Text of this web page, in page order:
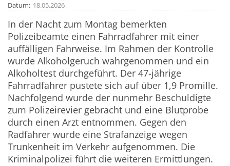
Datum 18.05.2026
In der Nacht zum Montag bemerkten
Polizeibeamte einen Fahrradfahrer mit einer
auffälligen Fahrweise. Im Rahmen der Kontrolle
wurde Alkoholgeruch wahrgenommen und ein
Alkoholtest durchgeführt. Der 47-jährige
Fahrradfahrer pustete sich auf über 1,9 Promille.
Nachfolgend wurde der nunmehr Beschuldigte
zum Polizeirevier gebracht und eine Blutprobe
durch einen Arzt entnommen. Gegen den
Radfahrer wurde eine Strafanzeige wegen
Trunkenheit im Verkehr aufgenommen. Die
Kriminalpolizei führt die weiteren Ermittlungen.